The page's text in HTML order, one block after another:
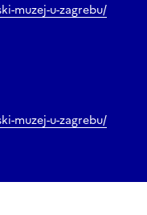
muzej-u-zagrebu/
muzej-u-zagrebu/